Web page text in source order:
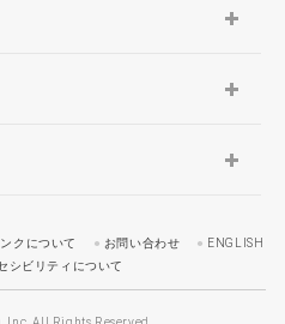
ンクについて お問い合わせ
ENGLISH
シビリティについて